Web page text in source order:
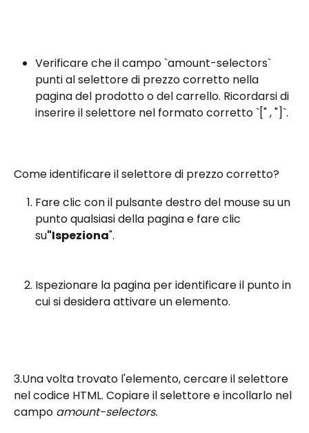
Verificare che il campo `amount-selectors`
punti al selettore di prezzo corretto nella
pagina del prodotto o del carrello. Ricordarsi di
inserire il selettore nel formato corretto `[" , "]`.
Come identificare il selettore di prezzo corretto?
Fare clic con il pulsante destro del mouse su un
punto qualsiasi della pagina e fare clic
su"Ispeziona".
Ispezionare la pagina per identificare il punto in
cui si desidera attivare un elemento.
3.Una volta trovato l'elemento, cercare il selettore
nel codice HTML. Copiare il selettore e incollarlo nel
campo amount-selectors.